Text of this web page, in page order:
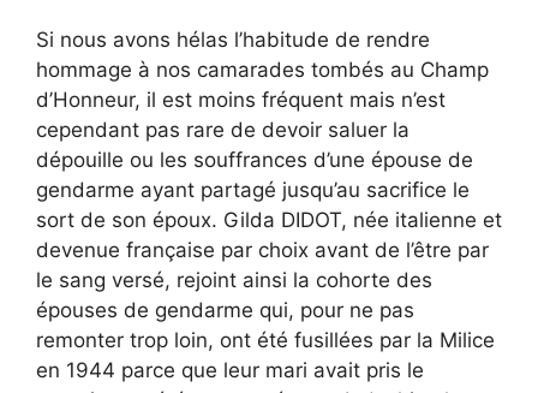
Si nous avons hélas l’habitude de rendre
hommage à nos camarades tombés au Champ
d’Honneur, il est moins fréquent mais n’est
cependant pas rare de devoir saluer la
dépouille ou les souffrances d’une épouse de
gendarme ayant partagé jusqu’au sacrifice le
sort de son époux. Gilda DIDOT, née italienne et
devenue française par choix avant de l’être par
le sang versé, rejoint ainsi la cohorte des
épouses de gendarme qui, pour ne pas
remonter trop loin, ont été fusillées par la Milice
en 1944 parce que leur mari avait pris le